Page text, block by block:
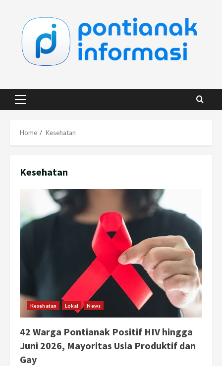
content
Primary
Home Kesehatan
Kesehatan
Kesehatan Lokal News
42 Warga Pontianak Positif HIV hingga
Juni 2026, Mayoritas Usia Produktif dan
Gay